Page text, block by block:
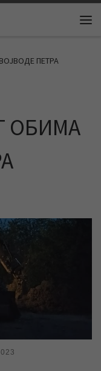
ПЕТРА
ОБИМА